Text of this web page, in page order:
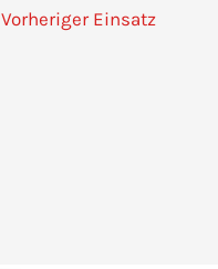
Vorheriger Einsatz